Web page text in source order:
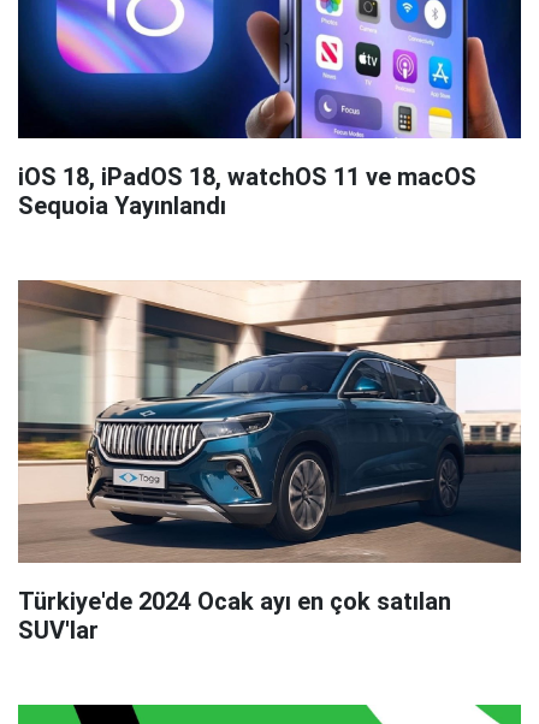
iOS 18, iPadOS 18, watchOS 11 ve macOS
Sequoia Yayınlandı
Türkiye'de 2024 Ocak ayı en çok satılan
SUV'lar